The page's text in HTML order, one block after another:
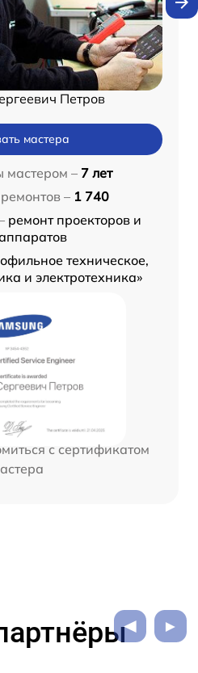
Петров
мастера
мастером – 7 лет
– 1 740
ремонт проекторов и
техническое,
и электротехника»
с сертификатом